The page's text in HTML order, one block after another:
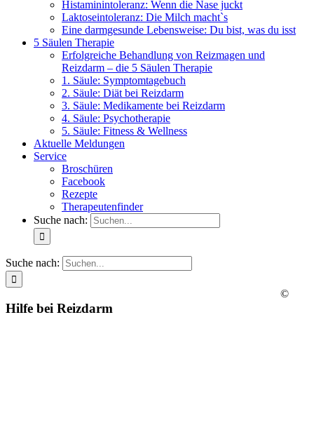
Histaminintoleranz: Wenn die Nase juckt
Laktoseintoleranz: Die Milch macht`s
Eine darmgesunde Lebensweise: Du bist, was du isst
5 Säulen Therapie
Erfolgreiche Behandlung von Reizmagen und
Reizdarm – die 5 Säulen Therapie
1. Säule: Symptomtagebuch
2. Säule: Diät bei Reizdarm
3. Säule: Medikamente bei Reizdarm
4. Säule: Psychotherapie
5. Säule: Fitness & Wellness
Aktuelle Meldungen
Service
Broschüren
Facebook
Rezepte
Therapeutenfinder
Suche nach:
Suche nach:
Hilfe bei Reizdarm
©